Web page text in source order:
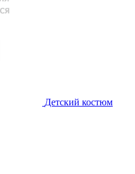
Детский костюм